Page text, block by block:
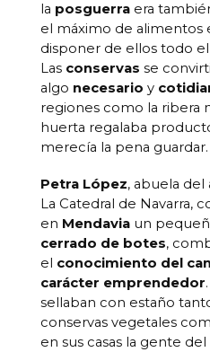
la posguerra era
el máximo de alimentos
disponer de ellos todo el
Las conservas se
algo necesario y
regiones como la ribera
huerta regalaba
merecía la pena guardar.
Petra López, abuela
La Catedral de Navarra,
en Mendavia un
cerrado de botes,
el conocimiento del
carácter emprendedor
sellaban con estaño
conservas vegetales
en sus casas la gente